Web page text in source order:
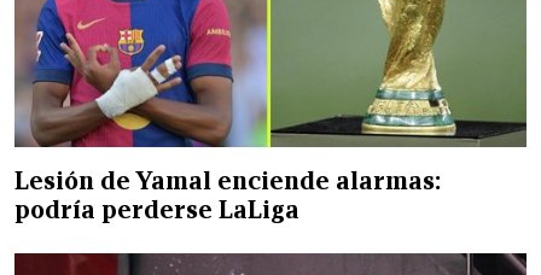
Lesión de Yamal enciende alarmas:
podría perderse LaLiga